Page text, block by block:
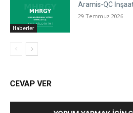
Haberler
Aramis-QC
29 Temmuz 2026
CEVAP VER